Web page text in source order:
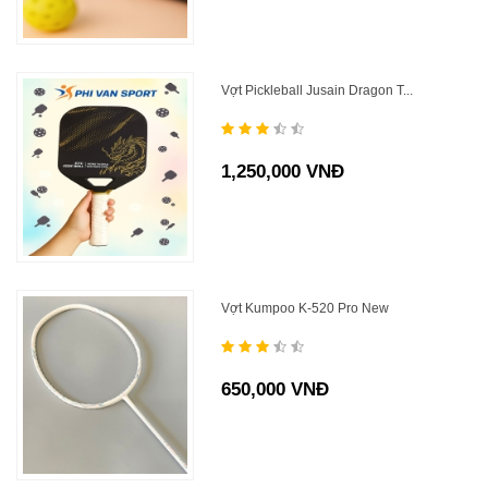
Vợt Pickleball Jusain Dragon T...
1,250,000 VNĐ
Vợt Kumpoo K-520 Pro New
650,000 VNĐ